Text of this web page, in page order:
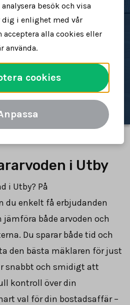
för att sälja din
i Utby
i Utby? På
du enkelt få erbjudanden
både arvoden och
Du sparar både tid och
den bästa mäklaren för just
snabbt och smidigt att
kontroll över din
val för din bostadsaffär –
besök och visa
dig i enlighet med vår
acceptera alla cookies eller
använda.
cookies